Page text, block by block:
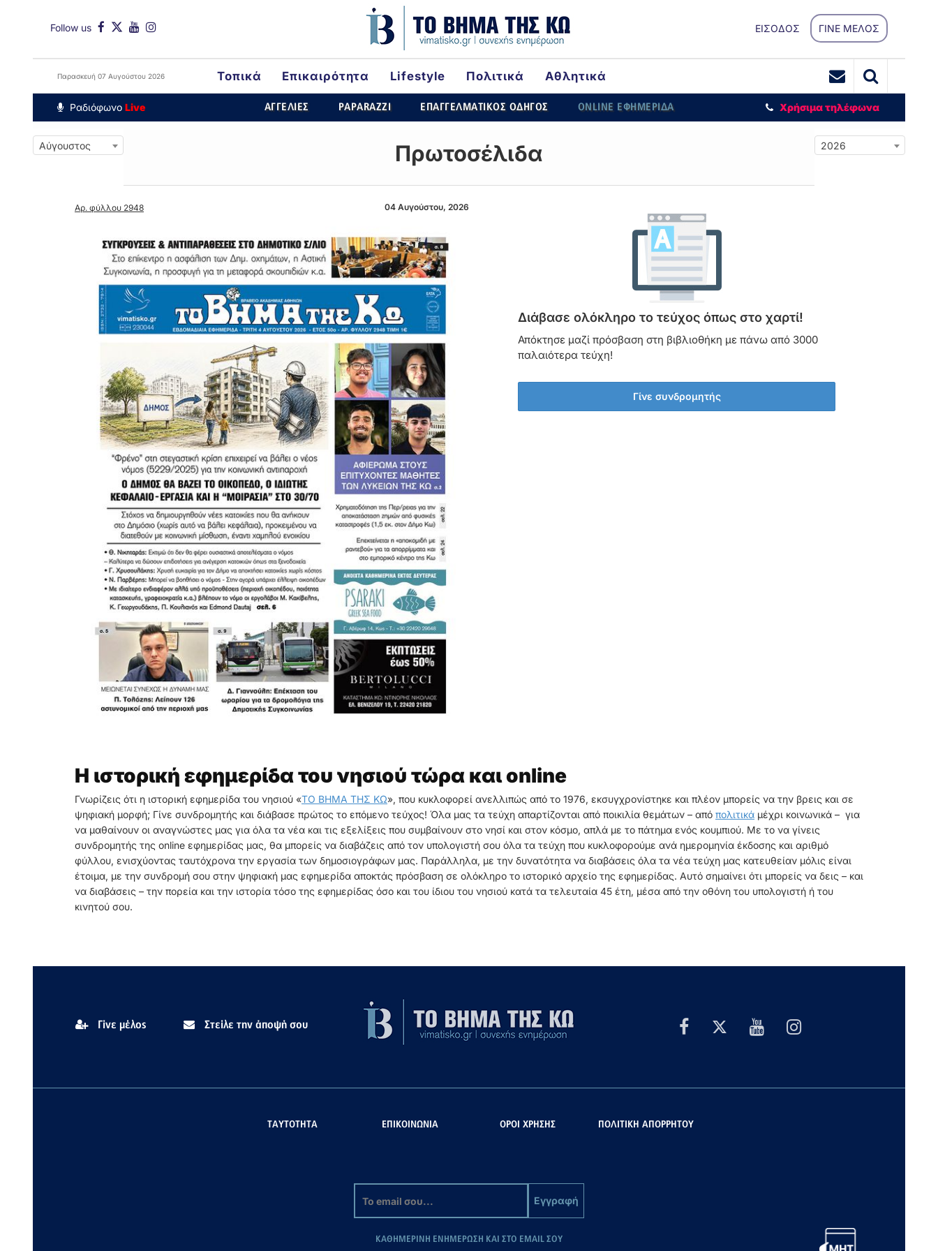
Follow us ΕΙΣΟΔΟΣ ΓΙΝΕ ΜΕΛΟΣ
Παρασκευή 07 Αυγούστου 2026 Τοπικά Επικαιρότητα Lifestyle Πολιτικά
Αθλητικά
Around The World
Ραδιόφωνο Live ΑΓΓΕΛΙΕΣ PAPARAZZI ΕΠΑΓΓΕΛΜΑΤΙΚΟΣ ΟΔΗΓΟΣ ONLINE ΕΦΗΜΕΡΙΔΑ Χρήσιμα τηλέφωνα
Αύγουστος Πρωτοσέλιδα 2026
Αρ. φύλλου 2948 04 Αυγούστου, 2026
Διάβασε ολόκληρο το τεύχος όπως στο χαρτί!
Απόκτησε μαζί πρόσβαση στη βιβλιοθήκη με πάνω από 3000
παλαιότερα τεύχη!
Γίνε συνδρομητής
Η ιστορική εφημερίδα του νησιού τώρα και online
Γνωρίζεις ότι η ιστορική εφημερίδα του νησιού «TO ΒΗΜΑ ΤΗΣ ΚΩ», που κυκλοφορεί ανελλιπώς από το 1976, εκσυγχρονίστηκε και πλέον μπορείς να την βρεις και σε
ψηφιακή μορφή; Γίνε συνδρομητής και διάβασε πρώτος το επόμενο τεύχος! Όλα μας τα τεύχη απαρτίζονται από ποικιλία θεμάτων – από πολιτικά μέχρι κοινωνικά – για
να μαθαίνουν οι αναγνώστες μας για όλα τα νέα και τις εξελίξεις που συμβαίνουν στο νησί και στον κόσμο, απλά με το πάτημα ενός κουμπιού. Με το να γίνεις
συνδρομητής της online εφημερίδας μας, θα μπορείς να διαβάζεις από τον υπολογιστή σου όλα τα τεύχη που κυκλοφορούμε ανά ημερομηνία έκδοσης και αριθμό
φύλλου, ενισχύοντας ταυτόχρονα την εργασία των δημοσιογράφων μας. Παράλληλα, με την δυνατότητα να διαβάσεις όλα τα νέα τεύχη μας κατευθείαν μόλις είναι
έτοιμα, με την συνδρομή σου στην ψηφιακή μας εφημερίδα αποκτάς πρόσβαση σε ολόκληρο το ιστορικό αρχείο της εφημερίδας. Αυτό σημαίνει ότι μπορείς να δεις – και
να διαβάσεις – την πορεία και την ιστορία τόσο της εφημερίδας όσο και του ίδιου του νησιού κατά τα τελευταία 45 έτη, μέσα από την οθόνη του υπολογιστή ή του
κινητού σου.
Γίνε μέλος Στείλε την άποψή σου
ΤΑΥΤΟΤΗΤΑ ΕΠΙΚΟΙΝΩΝΙΑ ΟΡΟΙ ΧΡΗΣΗΣ ΠΟΛΙΤΙΚΗ ΑΠΟΡΡΗΤΟΥ
Εγγραφή
ΚΑΘΗΜΕΡΙΝΗ ΕΝΗΜΕΡΩΣΗ ΚΑΙ ΣΤΟ EMAIL ΣΟΥ